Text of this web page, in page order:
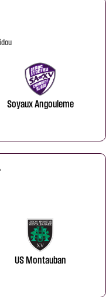
Soyaux Angouleme
US Montauban